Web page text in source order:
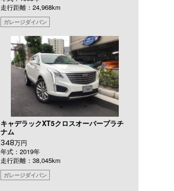
走行距離：24,968km
ガレージダイバン
キャデラックXT5クロスオーバープラチ
ナム
348万円
年式：2019年
走行距離：38,045km
ガレージダイバン